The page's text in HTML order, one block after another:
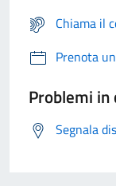
Chiama il
Prenota
Problemi
Segnala